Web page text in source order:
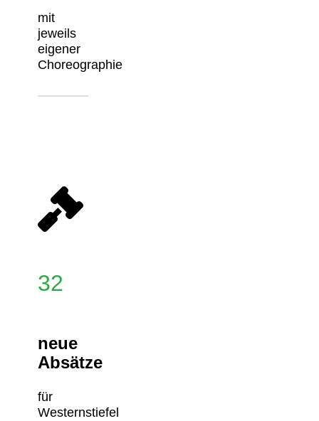
mit
jeweils
eigener
Choreographie
32
neue
Absätze
für
Westernstiefel